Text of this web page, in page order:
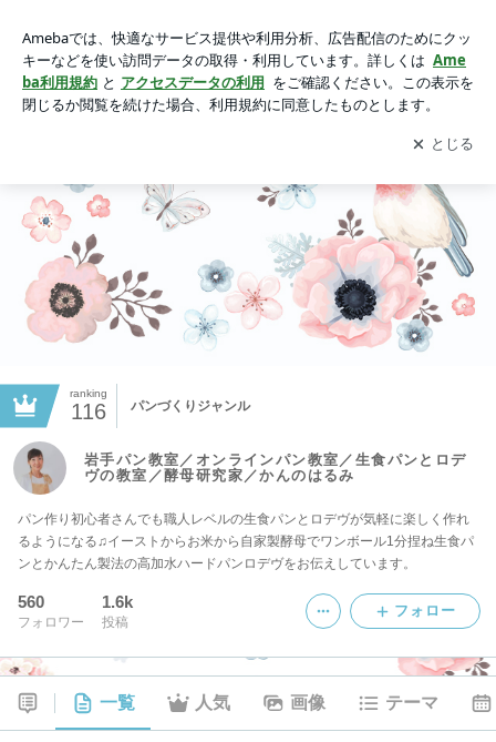
／酵母研究家／かんのはるみ
アプリをダウンロードして ブログの更新通知
を受け取りまし
ょう。
開く
ranking
116 パンづくりジャンル
岩手パン教室／オンラインパン教室／生食パンとロデ
ヴの教室／酵母研究家／かんのはるみ
パン作り初心者さんでも職人レベルの生食パンとロデヴが気軽に楽しく作れ
るようになる♫イーストからお米から自家製酵母でワンボール1分捏ね生食パ
ンとかんたん製法の高加水ハードパンロデヴをお伝えしています。
560
フォロワー
1.6k
投稿
フォロー
一覧 人気 画像 テーマ